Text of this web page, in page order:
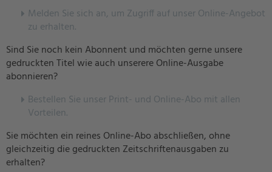
Melden Sie sich an, um Zugriff auf unser Online-Angebot
zu erhalten.
Sind Sie noch kein Abonnent und möchten gerne unsere
gedruckten Titel wie auch unserere Online-Ausgabe
abonnieren?
Bestellen Sie unser Print- und Online-Abo mit allen
Vorteilen.
Sie möchten ein reines Online-Abo abschließen, ohne
gleichzeitig die gedruckten Zeitschriftenausgaben zu
erhalten?